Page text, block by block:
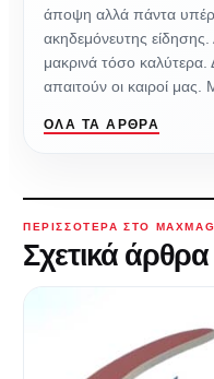
άποψη αλλά πάντα υπέρ
ακηδεμόνευτης
μακρινά τόσο καλύτερα.
απαιτούν οι καιροί
ΌΛΑ ΤΑ ΆΡΘΡΑ
ΠΕΡΙΣΣΌΤΕΡΑ ΣΤΟ MAXMAG
Σχετικά άρθρα